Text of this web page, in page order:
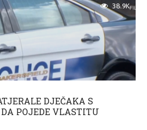
38.9K
DJEČAKA S
POJEDE VLASTITU